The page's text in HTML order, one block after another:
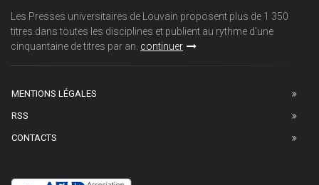
Les Presses universitaires de Louvain proposent plus de 1 350
titres dans toutes les disciplines et publient au rythme d'une
cinquantaine de titres par an. continuer
MENTIONS LÉGALES
RSS
CONTACTS